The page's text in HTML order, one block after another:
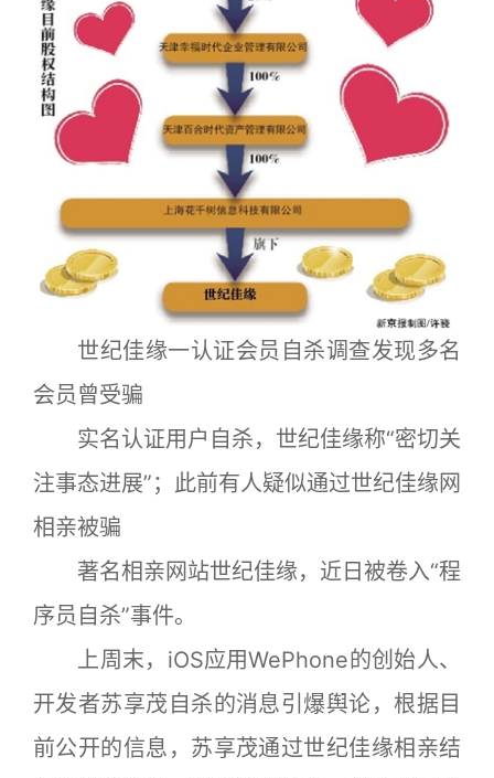
世纪佳缘一认证会员自杀调查发现多名
会员曾受骗
实名认证用户自杀，世纪佳缘称“密切关
注事态进展”；此前有人疑似通过世纪佳缘网
相亲被骗
著名相亲网站世纪佳缘，近日被卷入“程
序员自杀”事件。
上周末，iOS应用WePhone的创始人、
开发者苏享茂自杀的消息引爆舆论，根据目
前公开的信息，苏享茂通过世纪佳缘相亲结